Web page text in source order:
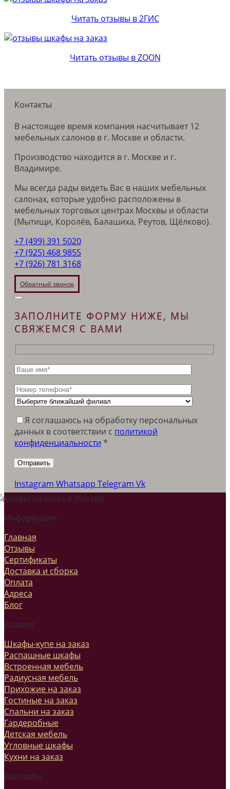
Читать отзывы в 2ГИС
Читать отзывы в ZOON
Контакты
В настоящее время компания насчитывает 12
мебельных салонов в г. Москве и области.
Производство находится в г. Москве и г.
Владимире.
Мы всегда рады видеть Вас в наших мебельных
салонах, которые удобно расположены в
мебельных торговых центрах Москвы и области
(Мытищи, Королёв, Балашиха, Реутов, Щёлково).
+7 (499) 391 5020
+7 (925) 468 9855
+7 (926) 781 3168
Обратный звонок
ЗАПОЛНИТЕ ФОРМУ НИЖЕ, МЫ
СВЯЖЕМСЯ С ВАМИ
Я соглашаюсь на обработку персональных
данных в соответствии c политикой
конфиденциальности *
Instagram Whatsapp Telegram Vk
Информация
Главная
Отзывы
Сертификаты
Доставка и сборка
Оплата
Адреса
Блог
Каталог
Шкафы-купе на заказ
Распашные шкафы
Встроенная мебель
Радиусная мебель
Прихожие на заказ
Гостиные на заказ
Спальни на заказ
Гардеробные
Детская мебель
Угловные шкафы
Кухни на заказ
Контакты